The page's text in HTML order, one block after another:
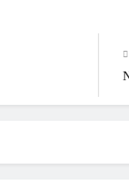
Nasce Artenorte